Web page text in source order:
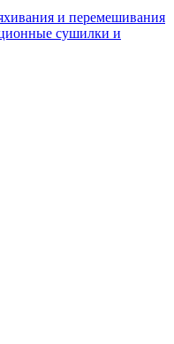
и перемешивания
сушилки и